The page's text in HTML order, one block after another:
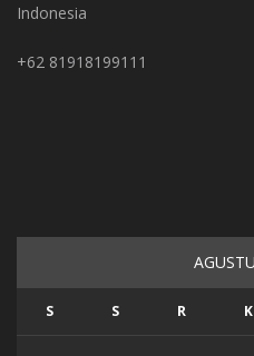
Indonesia
+62 81918199111
S S R K